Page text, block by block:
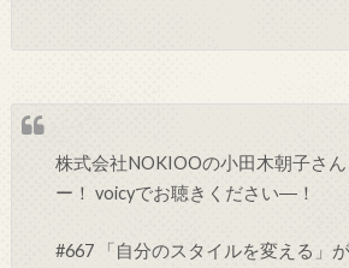
株式会社NOKIOOの小田木朝子さ
ー！ voicyでお聴きください―！
#667 「自分のスタイルを変える」